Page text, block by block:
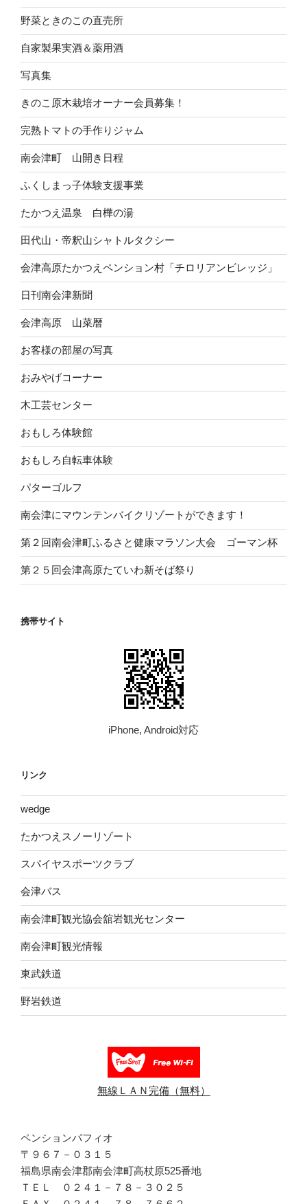
野菜ときのこの直売所
自家製果実酒＆薬用酒
写真集
きのこ原木栽培オーナー会員募集！
完熟トマトの手作りジャム
南会津町 山開き日程
ふくしまっ子体験支援事業
たかつえ温泉 白樺の湯
田代山・帝釈山シャトルタクシー
会津高原たかつえペンション村「チロリアンビレッジ」
日刊南会津新聞
会津高原 山菜暦
お客様の部屋の写真
おみやげコーナー
木工芸センター
おもしろ体験館
おもしろ自転車体験
パターゴルフ
南会津にマウンテンバイクリゾートができます！
第２回南会津町ふるさと健康マラソン大会 ゴーマン杯
第２５回会津高原たていわ新そば祭り
携帯サイト
iPhone, Android対応
リンク
wed​ge
たかつえスノーリゾート
スパイヤスポーツクラブ
会津バス
南会津町観光協会舘岩観光センター
南会津町観光情報
東武鉄道
野岩鉄道
無線ＬＡＮ完備（無料）
ペンションパフィオ
〒９６７－０３１５
福島県南会津郡南会津町高杖原525番地
ＴＥＬ ０２４１－７８－３０２５